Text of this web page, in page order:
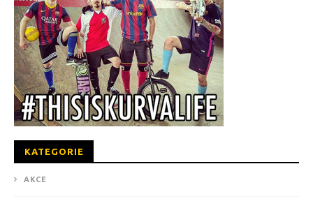
KATEGORIE
AKCE